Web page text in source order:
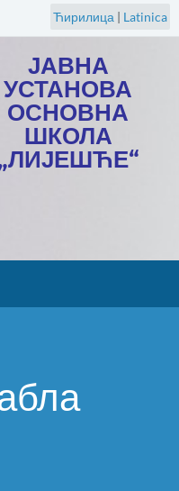
Ћирилица | Latinica
ЈАВНА
УСТАНОВА
ОСНОВНА
ШКОЛА